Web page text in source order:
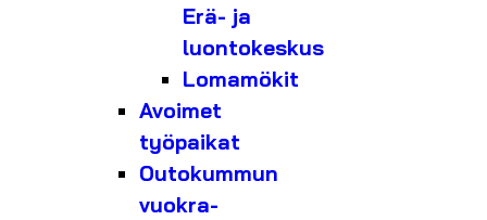
Erä- ja
luontokeskus
Lomamökit
Avoimet
työpaikat
Outokummun
vuokra-